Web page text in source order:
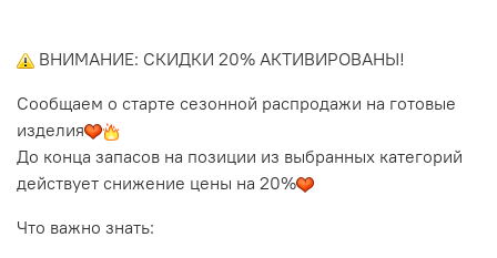
ВНИМАНИЕ: СКИДКИ 20% АКТИВИРОВАНЫ!
Сообщаем о старте сезонной распродажи на готовые
изделия
До конца запасов на позиции из выбранных категорий
действует снижение цены на 20%
Что важно знать: